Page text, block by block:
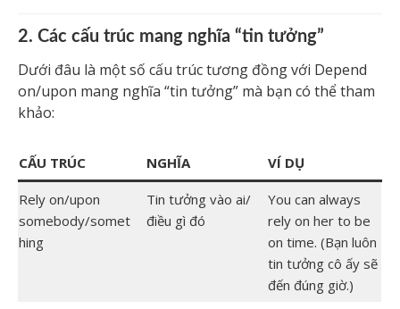
2. Các cấu trúc mang nghĩa “tin tưởng”
Dưới đâu là một số cấu trúc tương đồng với Depend
on/upon mang nghĩa “tin tưởng” mà bạn có thể tham
khảo:
CẤU TRÚC NGHĨA VÍ DỤ
Rely on/upon
somebody/somet
hing
Tin tưởng vào ai/
điều gì đó
You can always
rely on her to be
on time. (Bạn luôn
tin tưởng cô ấy sẽ
đến đúng giờ.)